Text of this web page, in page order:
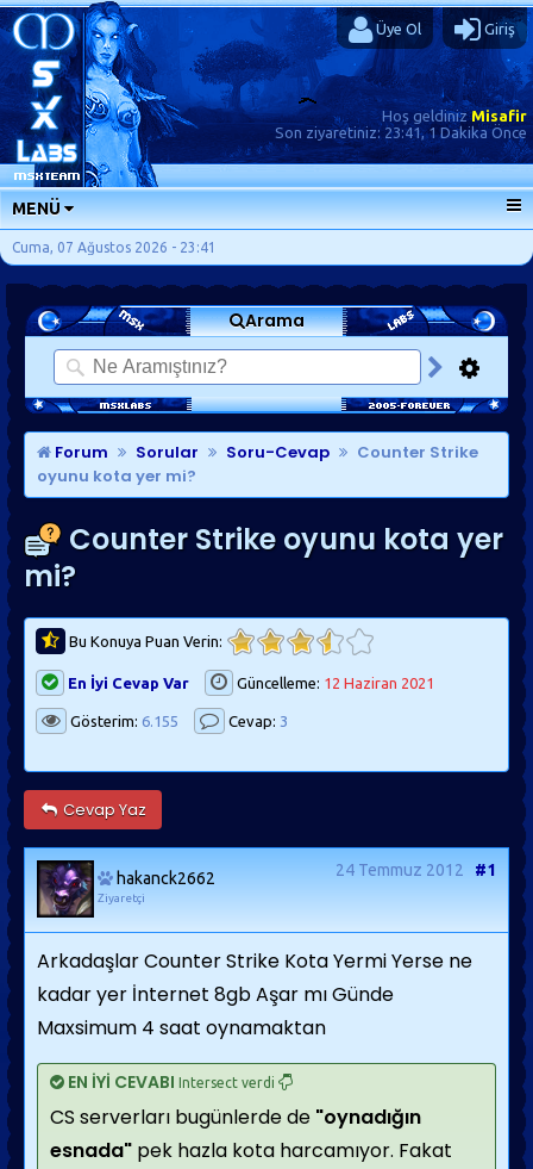
Üye Ol Giriş
Hoş geldinizMisafir
Son ziyaretiniz: 23:41, 1 Dakika Önce
MENÜ
ANA SAYFA
FORUMLAR
SORU-CEVAP
GÜNLÜKLER
SON MESAJLAR
KISAYOLLAR
Cuma, 07 Ağustos 2026 - 23:41
Arama
Forum Sorular Soru-Cevap
Counter Strike
oyunu kota yer mi?
Counter Strike oyunu kota yer
mi?
Bu Konuya Puan Verin:
En İyi Cevap Var Güncelleme: 12 Haziran 2021
Gösterim: 6.155 Cevap: 3
Cevap Yaz
hakanck2662
Ziyaretçi
24 Temmuz 2012 #1
Arkadaşlar Counter Strike Kota Yermi Yerse ne
kadar yer İnternet 8gb Aşar mı Günde
Maxsimum 4 saat oynamaktan
EN İYİ CEVABI Intersect verdi
CS serverları bugünlerde de "oynadığın
esnada" pek hazla kota harcamıyor. Fakat